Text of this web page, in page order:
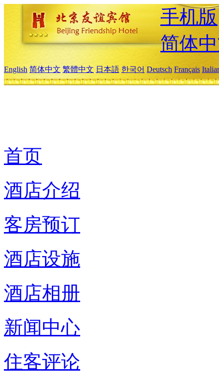
手机版
简体
English 简体中文 繁體中文 日本語 한국어 Deutsch Français
首页
酒店介绍
客房预订
酒店设施
酒店相册
新闻中心
住客评论